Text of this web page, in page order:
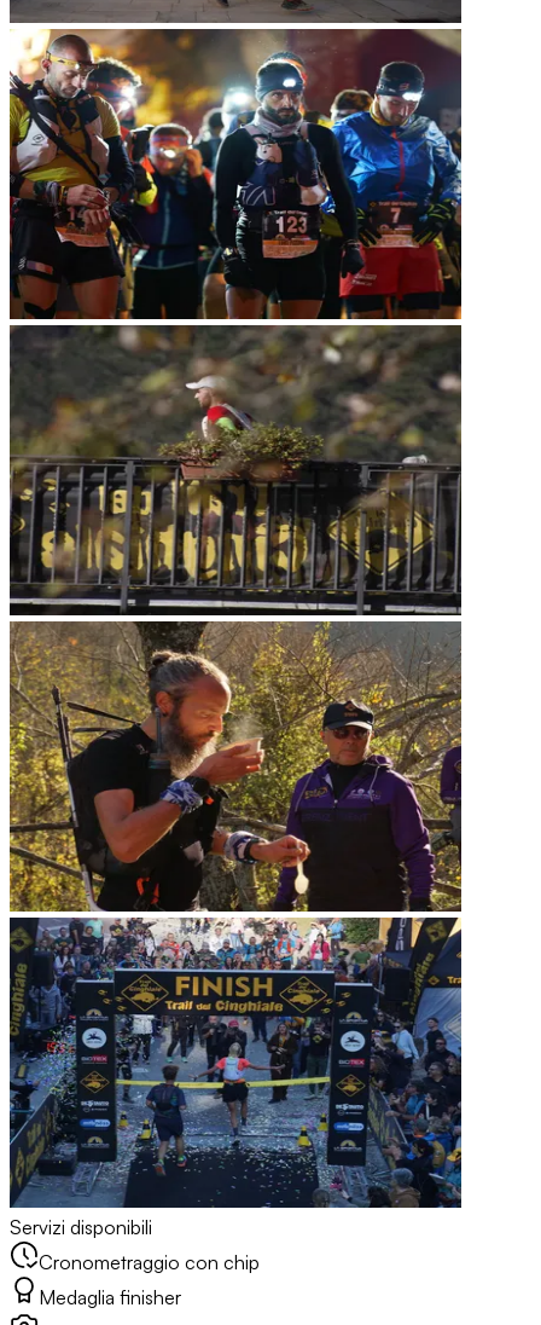
Servizi disponibili
Cronometraggio con chip
Medaglia finisher